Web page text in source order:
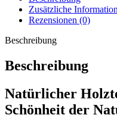
Zusätzliche
Rezensionen (0)
Beschreibung
Beschreibung
Natürlicher
Schönheit der